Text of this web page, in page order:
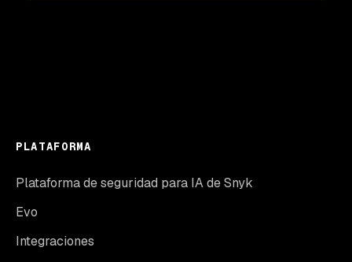
PLATAFORMA
Plataforma de seguridad para IA de Snyk
Evo
Integraciones